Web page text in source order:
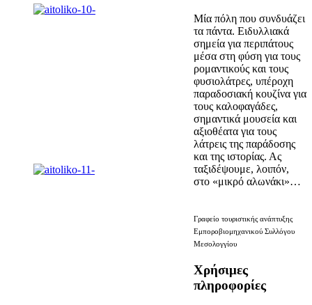
Μία πόλη που συνδυάζει
τα πάντα. Ειδυλλιακά
σημεία για περιπάτους
μέσα στη φύση για τους
ρομαντικούς και τους
φυσιολάτρες, υπέροχη
παραδοσιακή κουζίνα για
τους καλοφαγάδες,
σημαντικά μουσεία και
αξιοθέατα για τους
λάτρεις της παράδοσης
και της ιστορίας. Ας
ταξιδέψουμε, λοιπόν,
στο «μικρό αλωνάκι»…
Γραφείο τουριστικής ανάπτυξης
Εμποροβιομηχανικού Συλλόγου
Μεσολογγίου
Χρήσιμες
πληροφορίες